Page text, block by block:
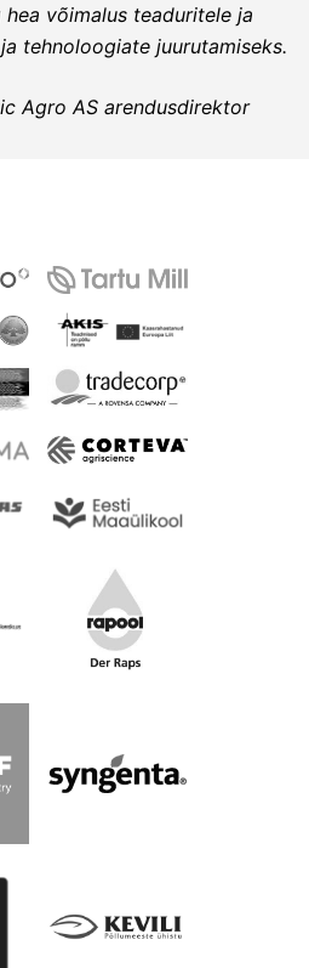
võimalus teaduritele ja
tehnoloogiate juurutamiseks.
Agro AS arendusdirektor